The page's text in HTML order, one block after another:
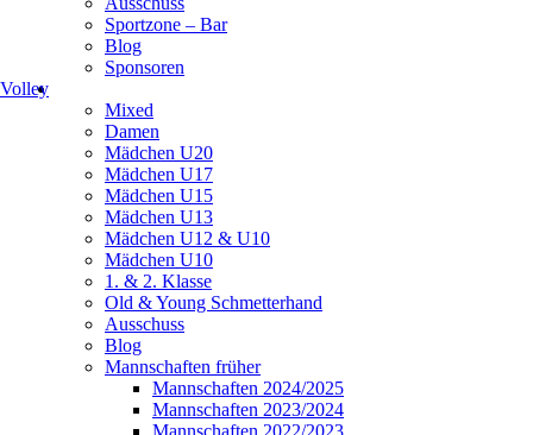
Sportzone – Bar
Blog
Sponsoren
Volley
Mixed
Damen
Mädchen U20
Mädchen U17
Mädchen U15
Mädchen U13
Mädchen U12 & U10
Mädchen U10
1. & 2. Klasse
Old & Young Schmetterhand
Ausschuss
Blog
Mannschaften früher
Mannschaften 2024/2025
Mannschaften 2023/2024
Mannschaften 2022/2023